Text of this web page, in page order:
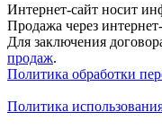
Интернет-сайт носит
Продажа через
Для заключения
продаж.
Политика обработки
Политика